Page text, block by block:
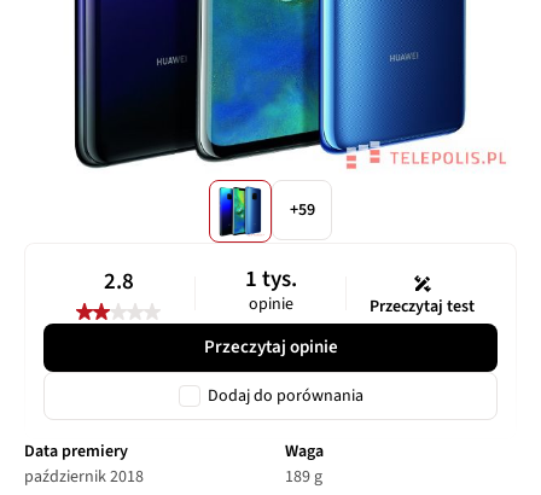
+59
2.8 1 tys.
opinie Przeczytaj test
Przeczytaj opinie
Dodaj do porównania
Data premiery
październik 2018
Waga
189 g